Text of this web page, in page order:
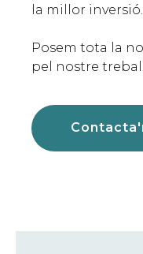
la millor inversió.
Posem tota la
pel nostre